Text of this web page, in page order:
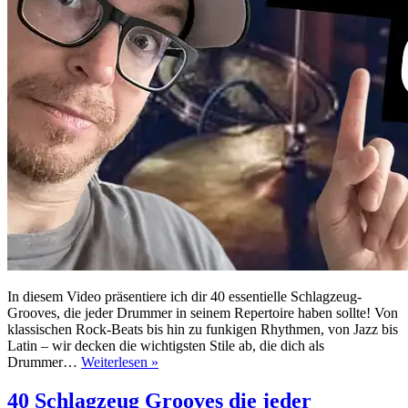
In diesem Video präsentiere ich dir 40 essentielle Schlagzeug-
Grooves, die jeder Drummer in seinem Repertoire haben sollte! Von
klassischen Rock-Beats bis hin zu funkigen Rhythmen, von Jazz bis
Latin – wir decken die wichtigsten Stile ab, die dich als
Drummer… Weiterlesen »
Grooves
40 Schlagzeug Grooves die jeder